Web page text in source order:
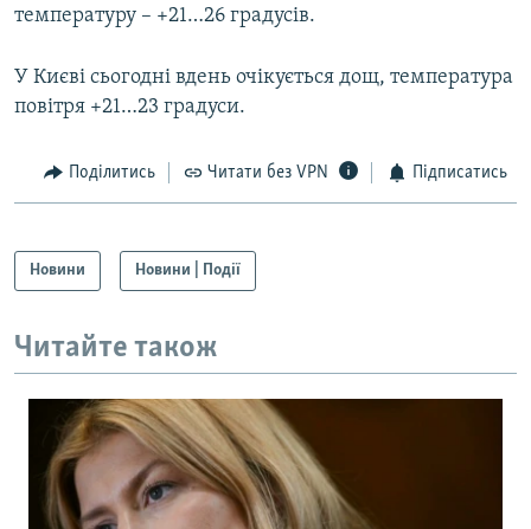
температуру – +21…26 градусів.
У Києві сьогодні вдень очікується дощ, температура
повітря +21…23 градуси.
Поділитись Читати без VPN Підписатись
Новини Новини | Події
Читайте також